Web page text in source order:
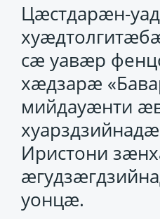
Цæстдарæн-
сæ уавæр
хæдзарæ
мийдауæнти
Иристони
уонцæ.